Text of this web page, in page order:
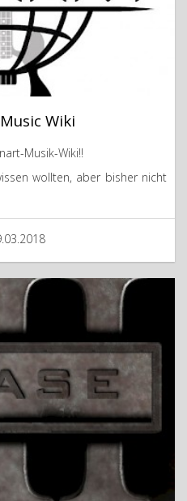
Wiki
Musik-Wiki!!
wollten, aber bisher nicht